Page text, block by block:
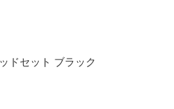
ドセット ブラック